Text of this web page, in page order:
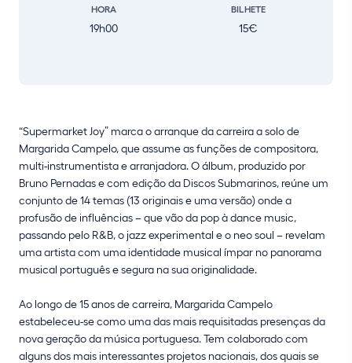
HORA
19h00
BILHETE
15€
“Supermarket Joy” marca o arranque da carreira a solo de
Margarida Campelo, que assume as funções de compositora,
multi-instrumentista e arranjadora. O álbum, produzido por
Bruno Pernadas e com edição da Discos Submarinos, reúne um
conjunto de 14 temas (13 originais e uma versão) onde a
profusão de influências – que vão da pop à dance music,
passando pelo R&B, o jazz experimental e o neo soul – revelam
uma artista com uma identidade musical ímpar no panorama
musical português e segura na sua originalidade.
Ao longo de 15 anos de carreira, Margarida Campelo
estabeleceu-se como uma das mais requisitadas presenças da
nova geração da música portuguesa. Tem colaborado com
alguns dos mais interessantes projetos nacionais, dos quais se